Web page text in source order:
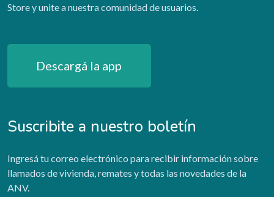
Store y unite a nuestra comunidad de usuarios.
Descargá la app
Suscribite a nuestro boletín
Ingresá tu correo electrónico para recibir información sobre
llamados de vivienda, remates y todas las novedades de la
ANV.